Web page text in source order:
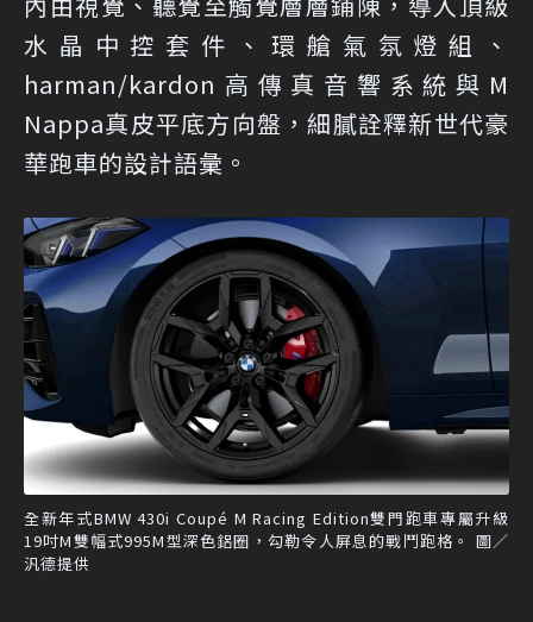
水晶中控套件、環艙氣氛燈組、
harman/kardon高傳真音響系統與M
Nappa真皮平底方向盤，細膩詮釋新世代豪
華跑車的設計語彙。
全新年式BMW 430i Coupé M Racing Edition雙門跑車專屬升級
19吋M雙幅式995M型深色鋁圈，勾勒令人屏息的戰鬥跑格。 圖／
汎德提供